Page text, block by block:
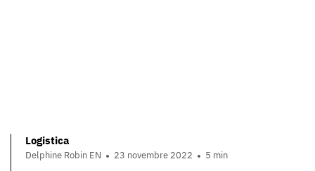
Logistica
Delphine Robin EN 23 novembre 2022 5 min